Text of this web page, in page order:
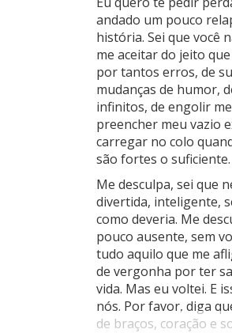
Não queria que tudo
coisa tão fútil e que
feito.
Receba está
desculpas…
andado um pouco
história. Sei que você
me aceitar do jeito
por tantos erros, de
mudanças de humor,
infinitos, de engolir
preencher meu vazio
carregar no colo
são fortes o suficiente.
Me desculpa, sei que
divertida, inteligente,
como deveria. Me
pouco ausente, sem
tudo aquilo que me
de vergonha por ter
vida. Mas eu voltei. E
nós. Por favor, diga
de braços, coração e